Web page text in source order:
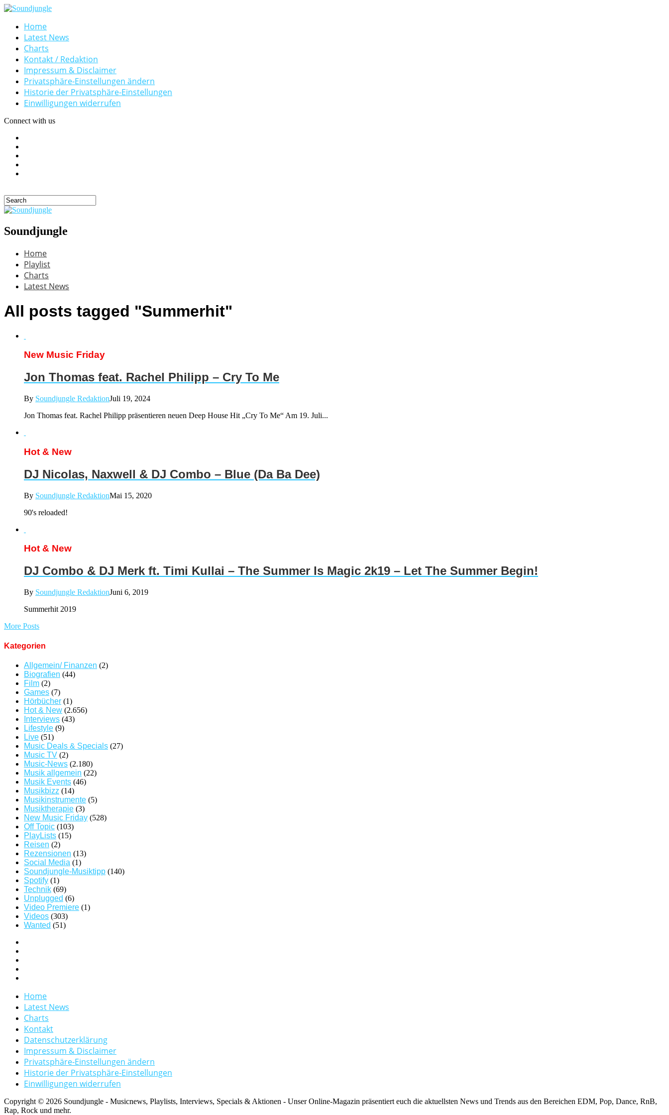
Home
Latest News
Charts
Kontakt / Redaktion
Impressum & Disclaimer
Privatsphäre-Einstellungen ändern
Historie der Privatsphäre-Einstellungen
Einwilligungen widerrufen
Connect with us
Soundjungle
Home
Playlist
Charts
Latest News
All posts tagged "Summerhit"
New Music Friday
Jon Thomas feat. Rachel Philipp – Cry To Me
By Soundjungle RedaktionJuli 19, 2024
Jon Thomas feat. Rachel Philipp präsentieren neuen Deep House Hit „Cry To Me“ Am 19. Juli...
Hot & New
DJ Nicolas, Naxwell & DJ Combo – Blue (Da Ba Dee)
By Soundjungle RedaktionMai 15, 2020
90's reloaded!
Hot & New
DJ Combo & DJ Merk ft. Timi Kullai – The Summer Is Magic 2k19 – Let The Summer Begin!
By Soundjungle RedaktionJuni 6, 2019
Summerhit 2019
More Posts
Kategorien
Allgemein/ Finanzen (2)
Biografien (44)
Film (2)
Games (7)
Hörbücher (1)
Hot & New (2.656)
Interviews (43)
Lifestyle (9)
Live (51)
Music Deals & Specials (27)
Music TV (2)
Music-News (2.180)
Musik allgemein (22)
Musik Events (46)
Musikbizz (14)
Musikinstrumente (5)
Musiktherapie (3)
New Music Friday (528)
Off Topic (103)
PlayLists (15)
Reisen (2)
Rezensionen (13)
Social Media (1)
Soundjungle-Musiktipp (140)
Spotify (1)
Technik (69)
Unplugged (6)
Video Premiere (1)
Videos (303)
Wanted (51)
Home
Latest News
Charts
Kontakt
Datenschutzerklärung
Impressum & Disclaimer
Privatsphäre-Einstellungen ändern
Historie der Privatsphäre-Einstellungen
Einwilligungen widerrufen
Copyright © 2026 Soundjungle - Musicnews, Playlists, Interviews, Specials & Aktionen - Unser Online-Magazin präsentiert euch die aktuellsten News und Trends aus den Bereichen EDM, Pop, Dance, RnB,
Rap, Rock und mehr.